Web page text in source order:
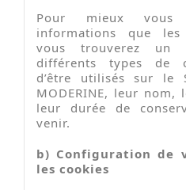
Pour mieux
informations que
vous trouverez un
différents types de
d’être utilisés sur le
MODERINE, leur
leur durée de
venir.
b) Configuration de
les cookies